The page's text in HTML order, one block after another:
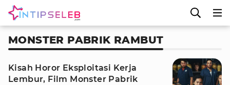
MONSTER PABRIK RAMBUT
Kisah Horor Eksploitasi Kerja
Lembur, Film Monster Pabrik